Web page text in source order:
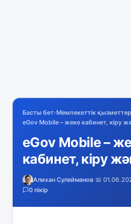
Басты бет›Мемлекеттік қызметтер
eGov Mobile – жеке кабинет, кіру
eGov Mobile –
кабинет, кіру
Алихан Сулейманов·📅
0 пікір